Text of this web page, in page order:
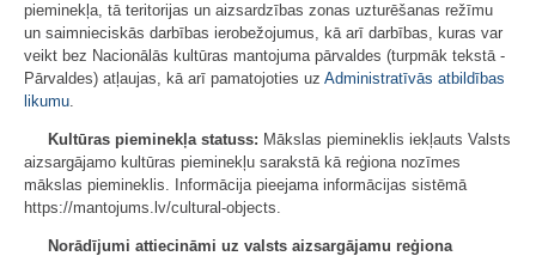
pieminekļa, tā teritorijas un aizsardzības zonas uzturēšanas režīmu
un saimnieciskās darbības ierobežojumus, kā arī darbības, kuras var
veikt bez Nacionālās kultūras mantojuma pārvaldes (turpmāk tekstā -
Pārvaldes) atļaujas, kā arī pamatojoties uz Administratīvās atbildības
likumu.
Kultūras pieminekļa statuss: Mākslas piemineklis iekļauts Valsts
aizsargājamo kultūras pieminekļu sarakstā kā reģiona nozīmes
mākslas piemineklis. Informācija pieejama informācijas sistēmā
https://mantojums.lv/cultural-objects.
Norādījumi attiecināmi uz valsts aizsargājamu reģiona